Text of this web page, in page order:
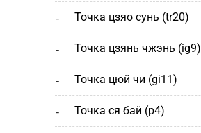
точка цзяо сунь (tr20)
точка цзянь чжэнь (ig9)
точка цюй чи (gi11)
точка ся бай (р4)